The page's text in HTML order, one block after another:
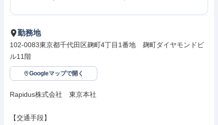
勤務地
102-0083東京都千代田区麹町4丁目1番地　麹町ダイヤモンドビ
ル11階
Googleマップで開く
Rapidus株式会社　東京本社
【交通手段】